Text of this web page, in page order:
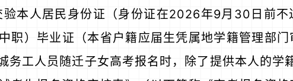
验本人居民身份证（身份证在2026年9月30日前不
职）毕业证（本省户籍应届生凭属地学籍管理部
务工人员随迁子女高考报名时，除了提供本人的学